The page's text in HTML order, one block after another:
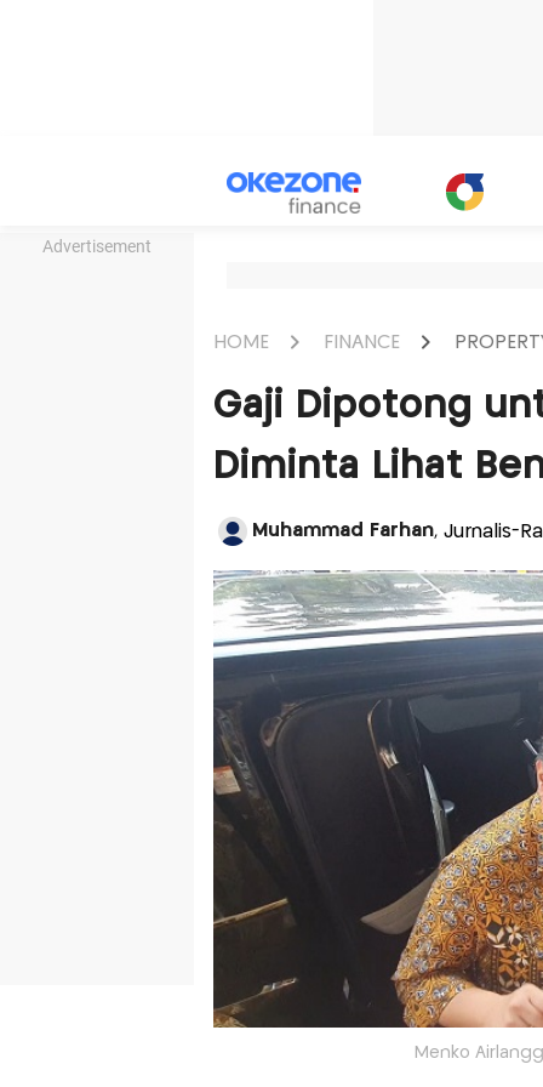
Advertisement
HOME FINANCE
Gaji Dipotong
Diminta Lihat
Muhammad Farhan, Jurnalis-
Menko